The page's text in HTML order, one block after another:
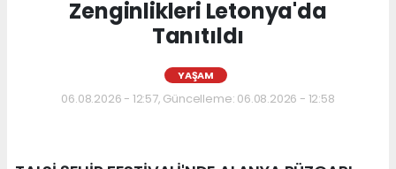
Zenginlikleri Letonya'da
Tanıtıldı
YAŞAM
06.08.2026 - 12:57, Güncelleme: 06.08.2026 - 12:58